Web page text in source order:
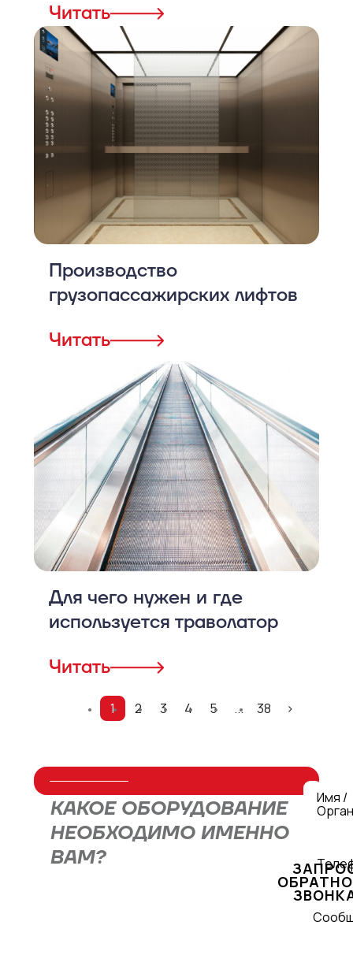
Читать
Производство
грузопассажирских лифтов
Читать
Для чего нужен и где
используется траволатор
Читать
1 2 3 4 5 ... 38 >
КАКОЕ ОБОРУДОВАНИЕ
НЕОБХОДИМО ИМЕННО
ВАМ?
Имя /